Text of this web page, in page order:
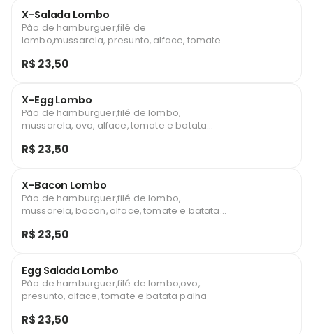
X-Salada Lombo
Pão de hamburguer,filé de
lombo,mussarela, presunto, alface, tomate
R$ 23,50
X-Egg Lombo
Pão de hamburguer,filé de lombo,
mussarela, ovo, alface, tomate e batata
R$ 23,50
X-Bacon Lombo
Pão de hamburguer,filé de lombo,
mussarela, bacon, alface, tomate e batata
R$ 23,50
Egg Salada Lombo
Pão de hamburguer,filé de lombo,ovo,
presunto, alface, tomate e batata palha
R$ 23,50